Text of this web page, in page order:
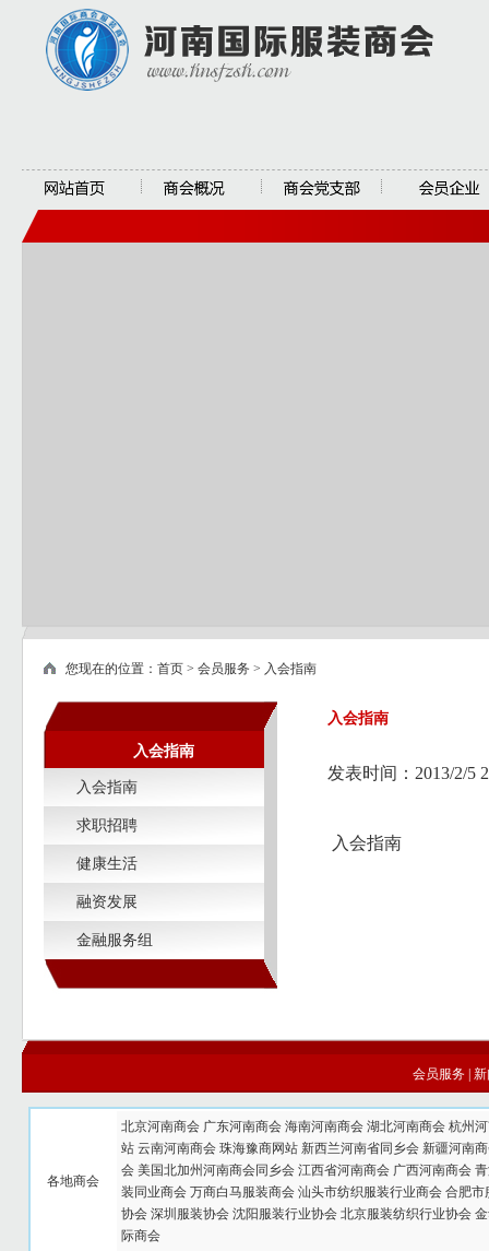
网站首页
您现在的位置： 首页 > 会员服务 > 入会指南
入会指南
入会指南
求职招聘
健康生活
融资发展
金融服务组
入会指南
发表时间：2013/2/5
入会指南
会员服务
各地商会
北京河南商会 广东河南商会 海南河南商会 湖北河南商会 杭州
站 云南河南商会 珠海豫商网站 新西兰河南省同乡会 新疆河南
会 美国北加州河南商会同乡会 江西省河南商会 广西河南商会
装同业商会 万商白马服装商会 汕头市纺织服装行业商会 合肥市
协会 深圳服装协会 沈阳服装行业协会 北京服装纺织行业协会
际商会